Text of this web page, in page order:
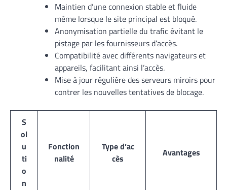
Maintien d’une connexion stable et fluide
même lorsque le site principal est bloqué.
Anonymisation partielle du trafic évitant le
pistage par les fournisseurs d’accès.
Compatibilité avec différents navigateurs et
appareils, facilitant ainsi l’accès.
Mise à jour régulière des serveurs miroirs pour
contrer les nouvelles tentatives de blocage.
S
ol
u
ti
o
n
Fonction
nalité
Type d’ac
cès
Avantages